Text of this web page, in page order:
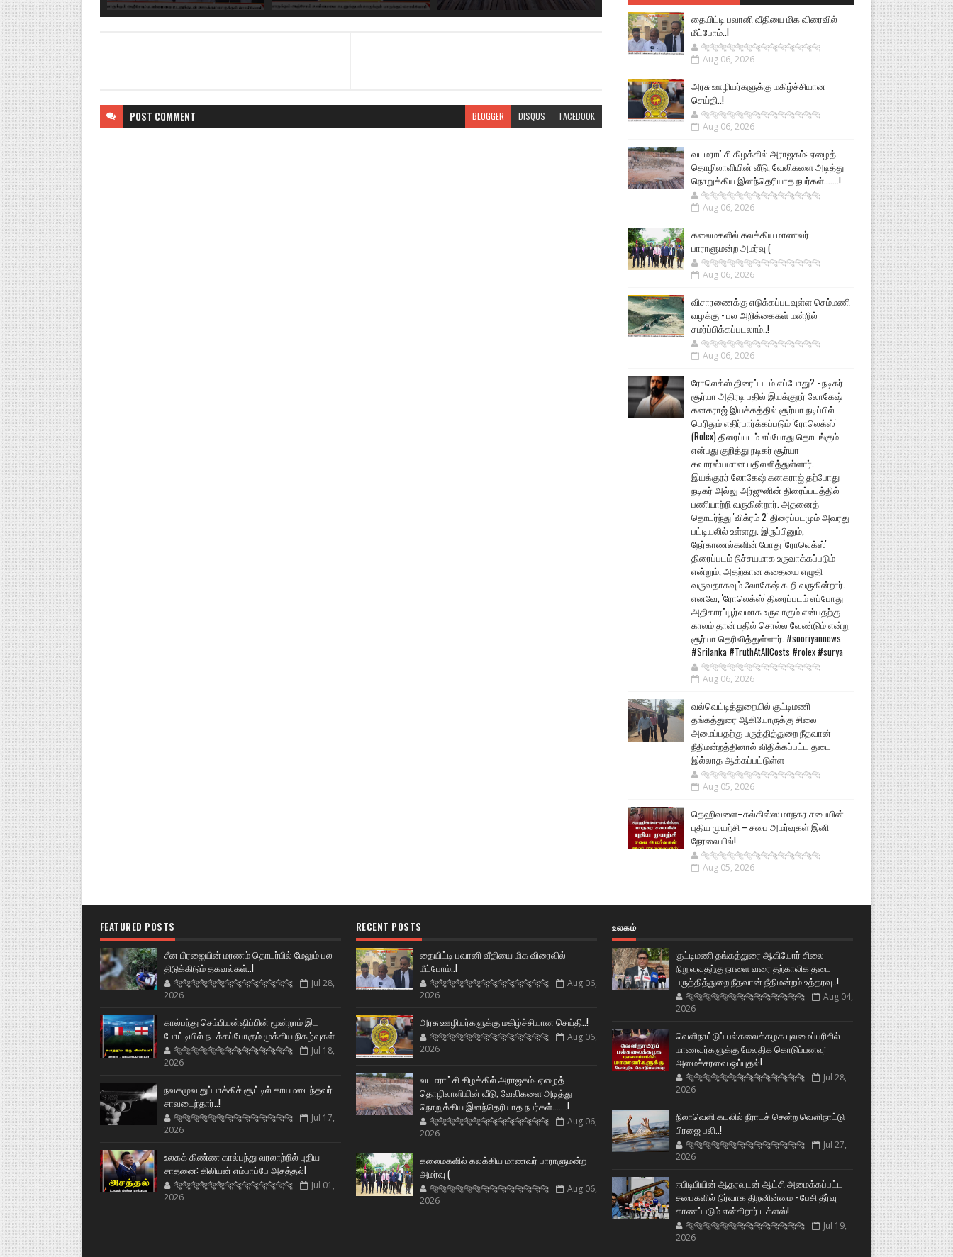
POST COMMENT BLOGGER DISQUS FACEBOOK
தையிட்டி பவானி வீதியை மிக விரைவில்
மீட்போம்..!
🐅🐅🐅🐅🐅🐅🐆🐆🐆🐆🐆🐆🐆🐆
Aug 06, 2026
அரசு ஊழியர்களுக்கு மகிழ்ச்சியான
செய்தி..!
🐅🐅🐅🐅🐅🐅🐆🐆🐆🐆🐆🐆🐆🐆
Aug 06, 2026
வடமராட்சி கிழக்கில் அராஜகம்: ஏழைத்
தொழிலாளியின் வீடு, வேலிகளை அடித்து
நொறுக்கிய இனந்தெரியாத நபர்கள்.......!
🐅🐅🐅🐅🐅🐅🐆🐆🐆🐆🐆🐆🐆🐆
Aug 06, 2026
கலைமகளில் கலக்கிய மாணவர்
பாராளுமன்ற அமர்வு (
🐅🐅🐅🐅🐅🐅🐆🐆🐆🐆🐆🐆🐆🐆
Aug 06, 2026
விசாரணைக்கு எடுக்கப்படவுள்ள செம்மணி
வழக்கு - பல அறிக்கைகள் மன்றில்
சமர்ப்பிக்கப்படலாம்..!
🐅🐅🐅🐅🐅🐅🐆🐆🐆🐆🐆🐆🐆🐆
Aug 06, 2026
ரோலெக்ஸ் திரைப்படம் எப்போது? - நடிகர்
சூர்யா அதிரடி பதில் இயக்குநர் லோகேஷ்
கனகராஜ் இயக்கத்தில் சூர்யா நடிப்பில்
பெரிதும் எதிர்பார்க்கப்படும் 'ரோலெக்ஸ்'
(Rolex) திரைப்படம் எப்போது தொடங்கும்
என்பது குறித்து நடிகர் சூர்யா
சுவாரஸ்யமான பதிலளித்துள்ளார்.
இயக்குநர் லோகேஷ் கனகராஜ் தற்போது
நடிகர் அல்லு அர்ஜுனின் திரைப்படத்தில்
பணியாற்றி வருகின்றார். அதனைத்
தொடர்ந்து 'விக்ரம் 2' திரைப்படமும் அவரது
பட்டியலில் உள்ளது. இருப்பினும்,
நேர்காணல்களின் போது 'ரோலெக்ஸ்'
திரைப்படம் நிச்சயமாக உருவாக்கப்படும்
என்றும், அதற்கான கதையை எழுதி
வருவதாகவும் லோகேஷ் கூறி வருகின்றார்.
எனவே, 'ரோலெக்ஸ்' திரைப்படம் எப்போது
அதிகாரப்பூர்வமாக உருவாகும் என்பதற்கு
காலம் தான் பதில் சொல்ல வேண்டும் என்று
சூர்யா தெரிவித்துள்ளார். #sooriyannews
#Srilanka #TruthAtAllCosts #rolex #surya
🐅🐅🐅🐅🐅🐅🐆🐆🐆🐆🐆🐆🐆🐆
Aug 06, 2026
வல்வெட்டித்துறையில் குட்டிமணி
தங்கத்துரை ஆகியோருக்கு சிலை
அமைப்பதற்கு பருத்தித்துறை நீதவான்
நீதிமன்றத்தினால் விதிக்கப்பட்ட தடை
இல்லாத ஆக்கப்பட்டுள்ள
🐅🐅🐅🐅🐅🐅🐆🐆🐆🐆🐆🐆🐆🐆
Aug 05, 2026
தெஹிவளை–கல்கிஸ்ஸ மாநகர சபையின்
புதிய முயற்சி – சபை அமர்வுகள் இனி
நேரலையில்!
🐅🐅🐅🐅🐅🐅🐆🐆🐆🐆🐆🐆🐆🐆
Aug 05, 2026
FEATURED POSTS
சீன பிரஜையின் மரணம் தொடர்பில் மேலும் பல
திடுக்கிடும் தகவல்கள்..!
🐅🐅🐅🐅🐅🐅🐆🐆🐆🐆🐆🐆🐆🐆
Jul 28,
2026
கால்பந்து செம்பியன்ஷிப்பின் மூன்றாம் இட
போட்டியில் நடக்கப்போகும் முக்கிய நிகழ்வுகள்
🐅🐅🐅🐅🐅🐅🐆🐆🐆🐆🐆🐆🐆🐆
Jul 18,
2026
நவகமுவ துப்பாக்கிச் சூட்டில் காயமடைந்தவர்
சாவடைந்தார்..!
🐅🐅🐅🐅🐅🐅🐆🐆🐆🐆🐆🐆🐆🐆
Jul 17,
2026
உலகக் கிண்ண கால்பந்து வரலாற்றில் புதிய
சாதனை: கிலியன் எம்பாப்பே அசத்தல்!
🐅🐅🐅🐅🐅🐅🐆🐆🐆🐆🐆🐆🐆🐆
Jul 01,
2026
RECENT POSTS
தையிட்டி பவானி வீதியை மிக விரைவில்
மீட்போம்..!
🐅🐅🐅🐅🐅🐅🐆🐆🐆🐆🐆🐆🐆🐆
Aug 06,
2026
அரசு ஊழியர்களுக்கு மகிழ்ச்சியான செய்தி..!
🐅🐅🐅🐅🐅🐅🐆🐆🐆🐆🐆🐆🐆🐆
Aug 06,
2026
வடமராட்சி கிழக்கில் அராஜகம்: ஏழைத்
தொழிலாளியின் வீடு, வேலிகளை அடித்து
நொறுக்கிய இனந்தெரியாத நபர்கள்.......!
🐅🐅🐅🐅🐅🐅🐆🐆🐆🐆🐆🐆🐆🐆
Aug 06,
2026
கலைமகளில் கலக்கிய மாணவர் பாராளுமன்ற
அமர்வு (
🐅🐅🐅🐅🐅🐅🐆🐆🐆🐆🐆🐆🐆🐆
Aug 06,
2026
உலகம்
குட்டிமணி தங்கத்துரை ஆகியோர் சிலை
நிறுவுவதற்கு நாளை வரை தற்காலிக தடை
பருத்தித்துறை நீதவான் நீதிமன்றம் உத்தரவு..!
🐅🐅🐅🐅🐅🐅🐆🐆🐆🐆🐆🐆🐆🐆
Aug 04,
2026
வெளிநாட்டுப் பல்கலைக்கழக புலமைப்பரிசில்
மாணவர்களுக்கு மேலதிக கொடுப்பனவு:
அமைச்சரவை ஒப்புதல்!
🐅🐅🐅🐅🐅🐅🐆🐆🐆🐆🐆🐆🐆🐆
Jul 28,
2026
நிலாவெளி கடலில் நீராடச் சென்ற வௌிநாட்டு
பிரஜை பலி..!
🐅🐅🐅🐅🐅🐅🐆🐆🐆🐆🐆🐆🐆🐆
Jul 27,
2026
ஈபிடிபியின் ஆதரவுடன் ஆட்சி அமைக்கப்பட்ட
சபைகளில் நிர்வாக திறனின்மை - பேசி தீர்வு
காணப்படும் என்கிறார் டக்ளஸ்!
🐅🐅🐅🐅🐅🐅🐆🐆🐆🐆🐆🐆🐆🐆
Jul 19,
2026